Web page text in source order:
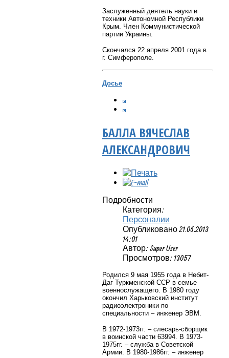
Заслуженный деятель науки и
техники Автономной Республики
Крым. Член Коммунистической
партии Украины.
Скончался 22 апреля 2001 года в
г. Симферополе.
Досье
БАЛЛА ВЯЧЕСЛАВ
АЛЕКСАНДРОВИЧ
Подробности
Категория:
Персоналии
Опубликовано 21.06.2013
14:01
Автор: Super User
Просмотров: 13057
Родился 9 мая 1955 года в Небит-
Даг Туркменской ССР в семье
военнослужащего. В 1980 году
окончил Харьковский институт
радиоэлектроники по
специальности – инженер ЭВМ.
В 1972-1973гг. – слесарь-сборщик
в воинской части 63994. В 1973-
1975гг. – служба в Советской
Армии. В 1980-1986гг. – инженер